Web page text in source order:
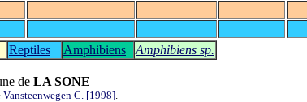
Reptiles Amphibiens Amphibiens sp.
de LA SONE
Vansteenwegen C. [1998]